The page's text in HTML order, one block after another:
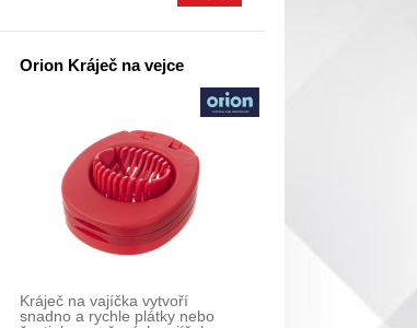
Orion Kráječ na vejce
Kráječ na vajíčka vytvoří
snadno a rychle plátky nebo